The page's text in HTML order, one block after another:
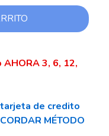
3, 6, 12,
tarjeta de credito
MÉTODO